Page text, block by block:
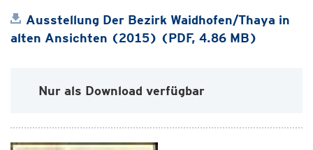
Ausstellung Der Bezirk Waidhofen/Thaya in
alten Ansichten (2015) (PDF, 4.86 MB)
Nur als Download verfügbar